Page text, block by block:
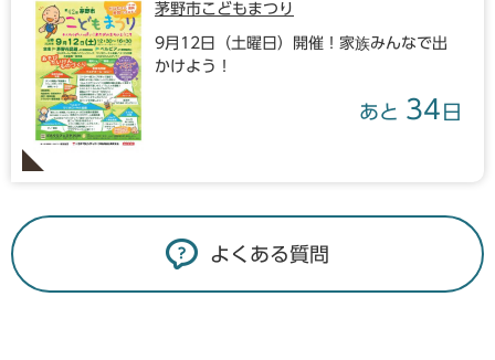
茅野市こどもまつり
9月12日（土曜日）開催！家族みんなで出
かけよう！
あと 34 日
よくある質問